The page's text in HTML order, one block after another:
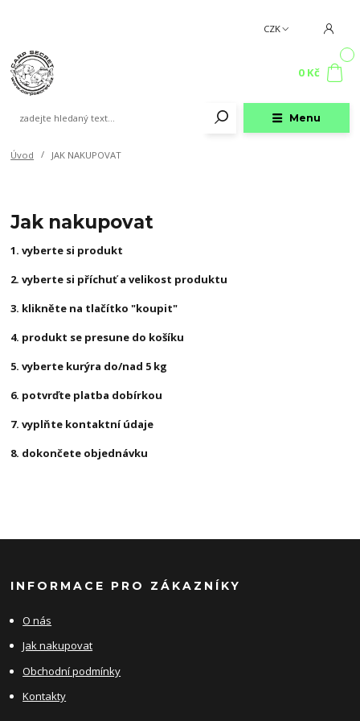
Menu
CZK
0 Kč
Úvod JAK NAKUPOVAT
Jak nakupovat
1. vyberte si produkt
2. vyberte si příchuť a velikost produktu
3. klikněte na tlačítko "koupit"
4. produkt se presune do košíku
5. vyberte kurýra do/nad 5 kg
6. potvrďte platba dobírkou
7. vyplňte kontaktní údaje
8. dokončete objednávku
INFORMACE PRO ZÁKAZNÍKY
O nás
Jak nakupovat
Obchodní podmínky
Kontakty